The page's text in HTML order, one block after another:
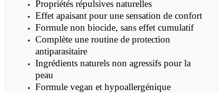
Propriétés répulsives naturelles
Effet apaisant pour une sensation de confort
Formule non biocide, sans effet cumulatif
Complète une routine de protection
antiparasitaire
Ingrédients naturels non agressifs pour la
peau
Formule vegan et hypoallergénique